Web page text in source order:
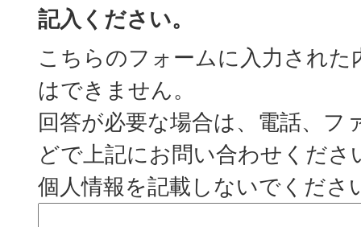
記入ください。
こちらのフォームに入力された
はできません。
回答が必要な場合は、電話、フ
どで上記にお問い合わせくださ
個人情報を記載しないでくださ